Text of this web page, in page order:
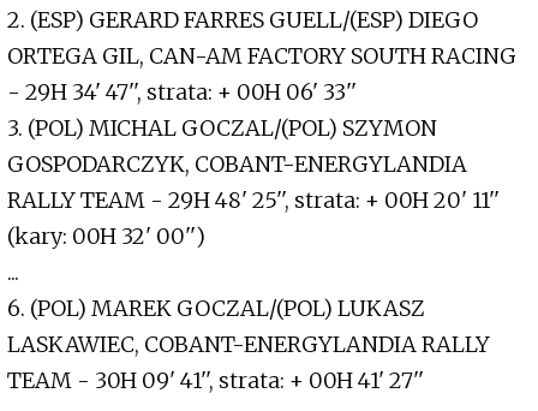
2. (ESP) GERARD FARRES GUELL/(ESP) DIEGO
ORTEGA GIL, CAN-AM FACTORY SOUTH RACING
- 29H 34' 47'', strata: + 00H 06' 33''
3. (POL) MICHAL GOCZAL/(POL) SZYMON
GOSPODARCZYK, COBANT-ENERGYLANDIA
RALLY TEAM - 29H 48' 25'', strata: + 00H 20' 11''
(kary: 00H 32' 00'')
...
6. (POL) MAREK GOCZAL/(POL) LUKASZ
LASKAWIEC, COBANT-ENERGYLANDIA RALLY
TEAM - 30H 09' 41'', strata: + 00H 41' 27''